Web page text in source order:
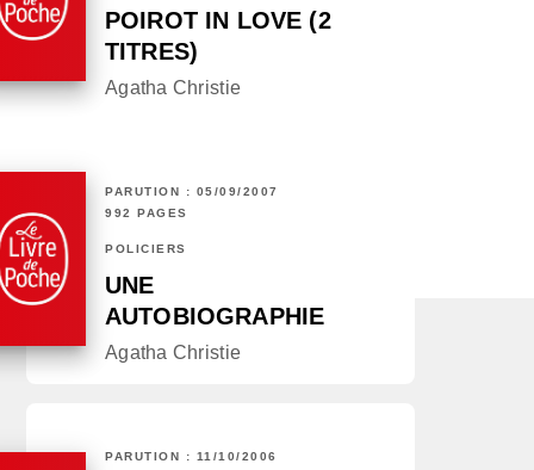
POIROT IN LOVE (2
TITRES)
Agatha Christie
PARUTION : 05/09/2007
992 PAGES
POLICIERS
UNE
AUTOBIOGRAPHIE
Agatha Christie
PARUTION : 11/10/2006